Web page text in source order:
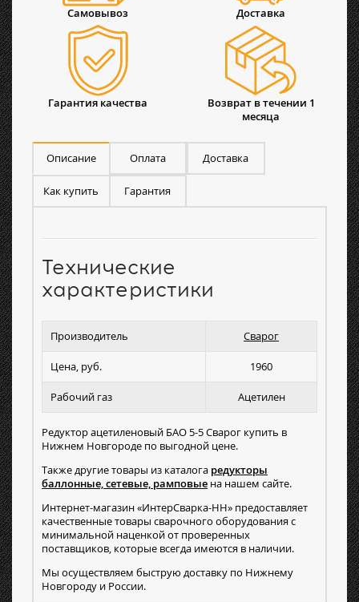
Самовывоз Доставка
Гарантия качества
Возврат в течении 1
месяца
Описание Оплата Доставка
Как купить Гарантия
Технические
характеристики
Производитель Сварог
Цена, руб. 1960
Рабочий газ Ацетилен
Редуктор ацетиленовый БАО 5-5 Сварог купить в
Нижнем Новгороде по выгодной цене.
Также другие товары из каталога редукторы
баллонные, сетевые, рамповые на нашем сайте.
Интернет-магазин «ИнтерСварка-НН» предоставляет
качественные товары сварочного оборудования с
минимальной наценкой от проверенных
поставщиков, которые всегда имеются в наличии.
Мы осуществляем быструю доставку по Нижнему
Новгороду и России.